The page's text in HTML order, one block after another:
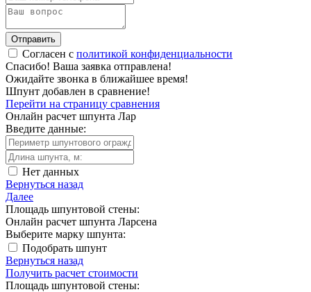
Отправить
Согласен с политикой конфиденциальности
Спасибо! Ваша заявка отправлена!
Ожидайте звонка в ближайшее время!
Шпунт добавлен в сравнение!
Перейти на страницу сравнения
Онлайн расчет шпунта Лар
Введите данные:
Нет данных
Вернуться назад
Далее
Площадь шпунтовой стены:
Онлайн расчет шпунта Ларсена
Выберите марку шпунта:
Подобрать шпунт
Вернуться назад
Получить расчет стоимости
Площадь шпунтовой стены: